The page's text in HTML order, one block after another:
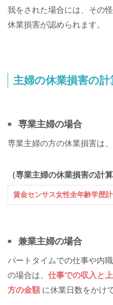
我をされた場合には、その
休業損害が認められます。
主婦の休業損害の計
専業主婦の場合
専業主婦の方の休業損害は
（専業主婦の休業損害の計算
賃金センサス女性全年齢学歴
兼業主婦の場合
パートタイムでの仕事や内
の場合は、 仕事での収入と
方の金額 に休業日数をかけ